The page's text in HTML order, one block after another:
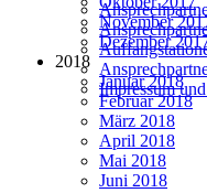
Impressum
November
Dezember
2018
Januar 2018
Februar 2018
März 2018
April 2018
Mai 2018
Juni 2018